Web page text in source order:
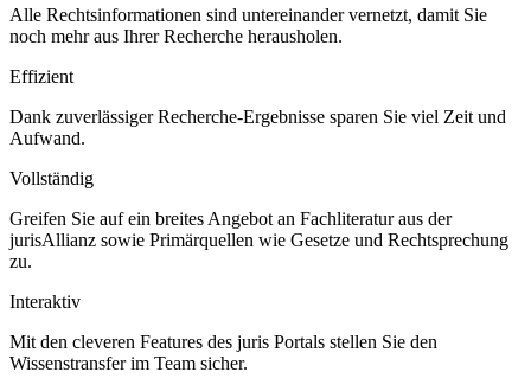
Alle Rechtsinformationen sind untereinander vernetzt, damit Sie
noch mehr aus Ihrer Recherche herausholen.
Effizient
Dank zuverlässiger Recherche-Ergebnisse sparen Sie viel Zeit und
Aufwand.
Vollständig
Greifen Sie auf ein breites Angebot an Fachliteratur aus der
jurisAllianz sowie Primärquellen wie Gesetze und Rechtsprechung
zu.
Interaktiv
Mit den cleveren Features des juris Portals stellen Sie den
Wissenstransfer im Team sicher.